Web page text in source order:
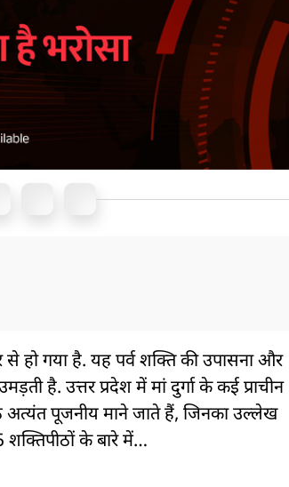
हो गया है. यह पर्व शक्ति की उपासना और
है. उत्तर प्रदेश में मां दुर्गा के कई प्राचीन
अत्यंत पूजनीय माने जाते हैं, जिनका उल्लेख
शक्तिपीठों के बारे में…